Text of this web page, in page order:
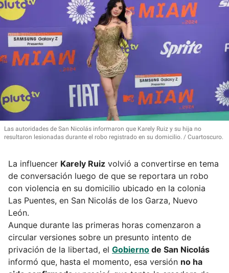
Las autoridades de San Nicolás informaron que Karely Ruiz y su hija no
resultaron lesionadas durante el robo registrado en su domicilio.
Cuartoscuro.
La influencer Karely Ruiz volvió a convertirse en tema
de conversación luego de que se reportara un robo
con violencia en su domicilio ubicado en la colonia
Las Puentes, en San Nicolás de los Garza, Nuevo
León.
Aunque durante las primeras horas comenzaron a
circular versiones sobre un presunto intento de
privación de la libertad, el Gobierno de San Nicolás
informó que, hasta el momento, esa versión no ha